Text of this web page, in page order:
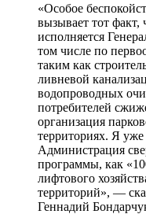
«Особое
вызывает тот факт,
исполняется
том числе по
таким как
ливневой
водопроводных
потребителей
организация
территориях. Я
Администрация
программы, как
лифтового
территорий», —
Геннадий